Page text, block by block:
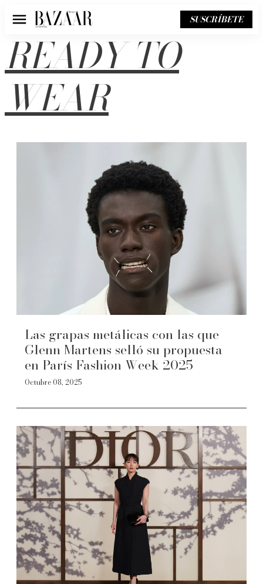
Menú SUSCRÍBETE
READY TO
WEAR
Las grapas metálicas con las que
Glenn Martens selló su propuesta
en París Fashion Week 2025
Octubre 08, 2025